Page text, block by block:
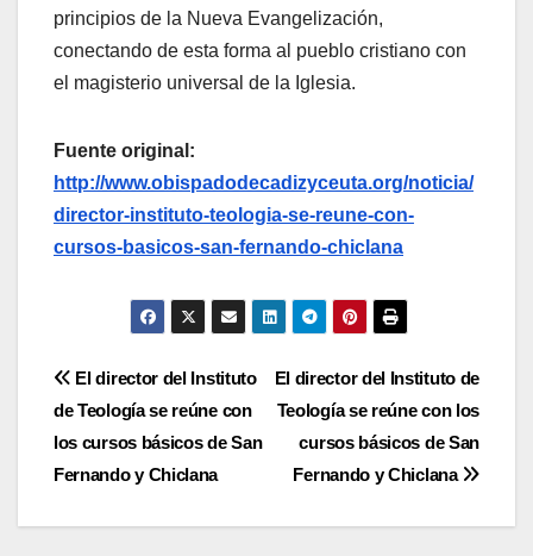
principios de la Nueva Evangelización,
conectando de esta forma al pueblo cristiano con
el magisterio universal de la Iglesia.
Fuente original:
http://www.obispadodecadizyceuta.org/noticia/
director-instituto-teologia-se-reune-con-
cursos-basicos-san-fernando-chiclana
Navegación
de
entradas
El director del Instituto de
Teología se reúne con los
cursos básicos de San
Fernando y Chiclana
El director del Instituto
de Teología se reúne con
los cursos básicos de San
Fernando y Chiclana